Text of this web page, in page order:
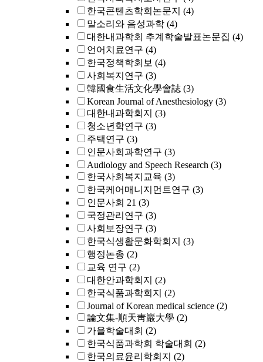
한국콘텐츠학회논문지 (4)
말소리와 음성과학 (4)
대한내과학회 추계학술발표논문집 (4)
언어치료연구 (4)
한국정책학회보 (4)
사회복지연구 (3)
韓國食生活文化學會誌 (3)
Korean Journal of Anesthesiology (3)
대한내과학회지 (3)
청소년학연구 (3)
주택연구 (3)
인문사회과학연구 (3)
Audiology and Speech Research (3)
한국사회복지교육 (3)
한국케어매니지먼트연구 (3)
인문사회 21 (3)
국정관리연구 (3)
사회보장연구 (3)
한국식생활문화학회지 (3)
행정논총 (2)
교육 연구 (2)
대한안과학회지 (2)
한국식품과학회지 (2)
Journal of Korean medical science (2)
論文集-順天靑巖大學 (2)
가을학술대회 (2)
한국식품과학회 학술대회 (2)
한국의료윤리학회지 (2)